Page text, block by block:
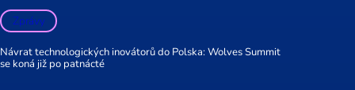
Zprávy
Návrat technologických inovátorů do Polska: Wolves Summit
se koná již po patnácté